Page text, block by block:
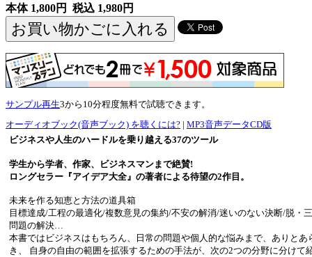
本体 1,800円 税込 1,980円
サンプル再生3から10分程度無料で試聴できます。
オーディオブック(音声ブック) を聴くには? | MP3音声データCD版
ビジネスや人生のハードルを乗り越える37のツール
学生から学者、作家、ビジネスマンまで絶賛!
ロングセラー『アイデア大全』の著者による待望の2作目。
未来を作る知恵と方法の道具箱
目標達成/工程の最適化/複数意見の集約/不安の解消/迷いのない決断/脱・
問題の解決…
本書ではビジネスはもちろん、日常の問題や個人的な悩みまで、ありとあ
き、 自身の自由の範囲を拡張するための手法が、次の2つの分野に分けて